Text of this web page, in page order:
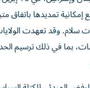
مع إمكانية تمديدها
سلام. وقد تعهدت
بما في ذلك ترسيم